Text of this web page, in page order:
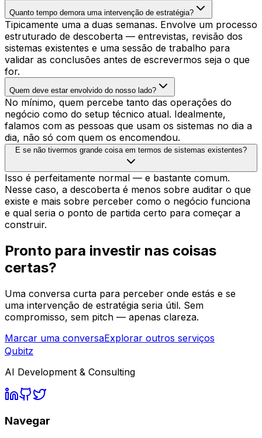
Quanto tempo demora uma intervenção de estratégia?
Tipicamente uma a duas semanas. Envolve um processo
estruturado de descoberta — entrevistas, revisão dos
sistemas existentes e uma sessão de trabalho para
validar as conclusões antes de escrevermos seja o que
for.
Quem deve estar envolvido do nosso lado?
No mínimo, quem percebe tanto das operações do
negócio como do setup técnico atual. Idealmente,
falamos com as pessoas que usam os sistemas no dia a
dia, não só com quem os encomendou.
E se não tivermos grande coisa em termos de sistemas existentes?
Isso é perfeitamente normal — e bastante comum.
Nesse caso, a descoberta é menos sobre auditar o que
existe e mais sobre perceber como o negócio funciona
e qual seria o ponto de partida certo para começar a
construir.
Pronto para investir nas coisas
certas?
Uma conversa curta para perceber onde estás e se
uma intervenção de estratégia seria útil. Sem
compromisso, sem pitch — apenas clareza.
Marcar uma conversaExplorar outros serviços
Qubitz
AI Development & Consulting
Navegar